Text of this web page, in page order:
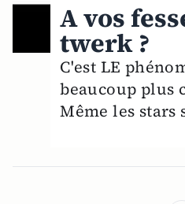
A vos
twerk ?
C'est LE
beaucoup plus
Même les stars